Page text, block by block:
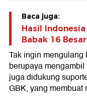
Baca juga:
Hasil
Babak 16 Besar
Tak ingin
berupaya mengambil
juga didukung
GBK, yang membuat